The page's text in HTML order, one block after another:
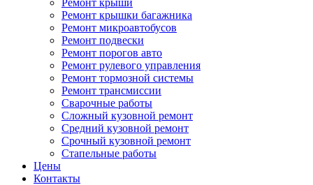
Ремонт крыши
Ремонт крышки багажника
Ремонт микроавтобусов
Ремонт подвески
Ремонт порогов авто
Ремонт рулевого управления
Ремонт тормозной системы
Ремонт трансмиссии
Сварочные работы
Сложный кузовной ремонт
Средний кузовной ремонт
Срочный кузовной ремонт
Стапельные работы
Цены
Контакты